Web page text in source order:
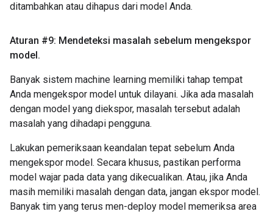
ditambahkan atau dihapus dari model Anda.
Aturan #9: Mendeteksi masalah sebelum mengekspor
model.
Banyak sistem machine learning memiliki tahap tempat
Anda mengekspor model untuk dilayani. Jika ada masalah
dengan model yang diekspor, masalah tersebut adalah
masalah yang dihadapi pengguna.
Lakukan pemeriksaan keandalan tepat sebelum Anda
mengekspor model. Secara khusus, pastikan performa
model wajar pada data yang dikecualikan. Atau, jika Anda
masih memiliki masalah dengan data, jangan ekspor model.
Banyak tim yang terus men-deploy model memeriksa area